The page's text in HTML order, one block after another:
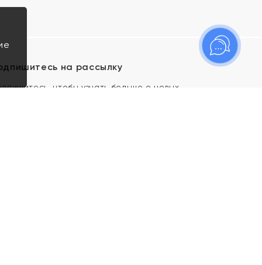
на рассылку
чтобы узнать больше о новых